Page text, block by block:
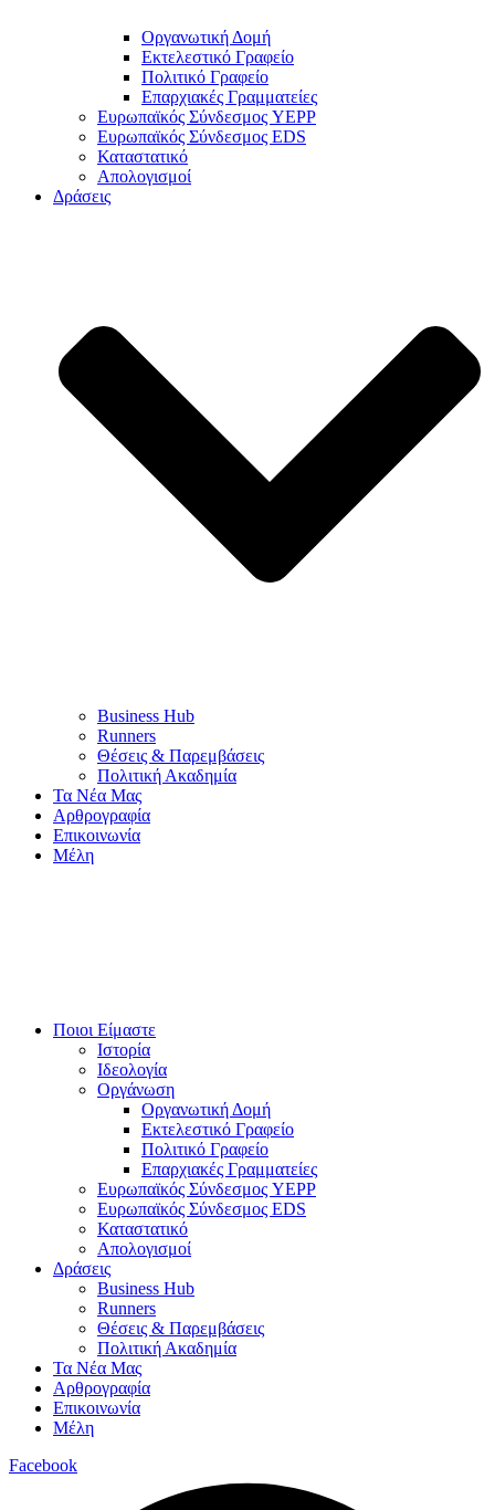
Οργανωτική Δομή
Εκτελεστικό Γραφείο
Πολιτικό Γραφείο
Επαρχιακές Γραμματείες
Ευρωπαϊκός Σύνδεσμος YEPP
Ευρωπαϊκός Σύνδεσμος EDS
Καταστατικό
Απολογισμοί
Δράσεις
Business Hub
Runners
Θέσεις & Παρεμβάσεις
Πολιτική Ακαδημία
Τα Νέα Μας
Αρθρογραφία
Επικοινωνία
Μέλη
Ποιοι Είμαστε
Ιστορία
Ιδεολογία
Οργάνωση
Οργανωτική Δομή
Εκτελεστικό Γραφείο
Πολιτικό Γραφείο
Επαρχιακές Γραμματείες
Ευρωπαϊκός Σύνδεσμος YEPP
Ευρωπαϊκός Σύνδεσμος EDS
Καταστατικό
Απολογισμοί
Δράσεις
Business Hub
Runners
Θέσεις & Παρεμβάσεις
Πολιτική Ακαδημία
Τα Νέα Μας
Αρθρογραφία
Επικοινωνία
Μέλη
Facebook